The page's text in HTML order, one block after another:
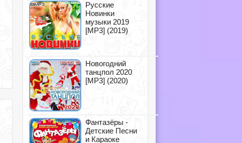
Русские
Новинки
музыки 2019
[MP3] (2019)
Новогодний
танцпол 2020
[MP3] (2020)
Фантазёры -
Детские Песни
и Караоке